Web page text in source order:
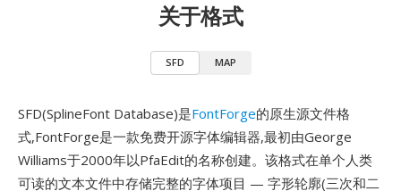
关于格式
SFD MAP
SFD(SplineFont Database)是FontForge的原生源文件格
式,FontForge是一款免费开源字体编辑器,最初由George
Williams于2000年以PfaEdit的名称创建。该格式在单个人类
可读的文本文件中存储完整的字体项目 — 字形轮廓(三次和二